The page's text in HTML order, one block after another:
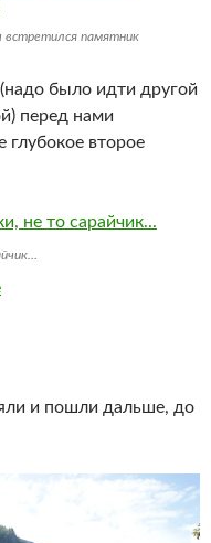
встретился памятник
было идти другой
перед нами
глубокое второе
и пошли дальше, до